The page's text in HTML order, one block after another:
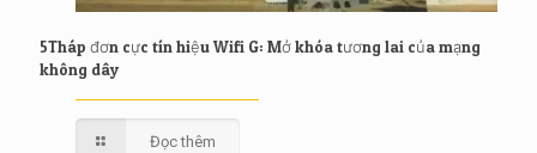
5Tháp đơn cực tín hiệu Wifi G: Mở khóa tương lai của mạng
không dây
Đọc thêm